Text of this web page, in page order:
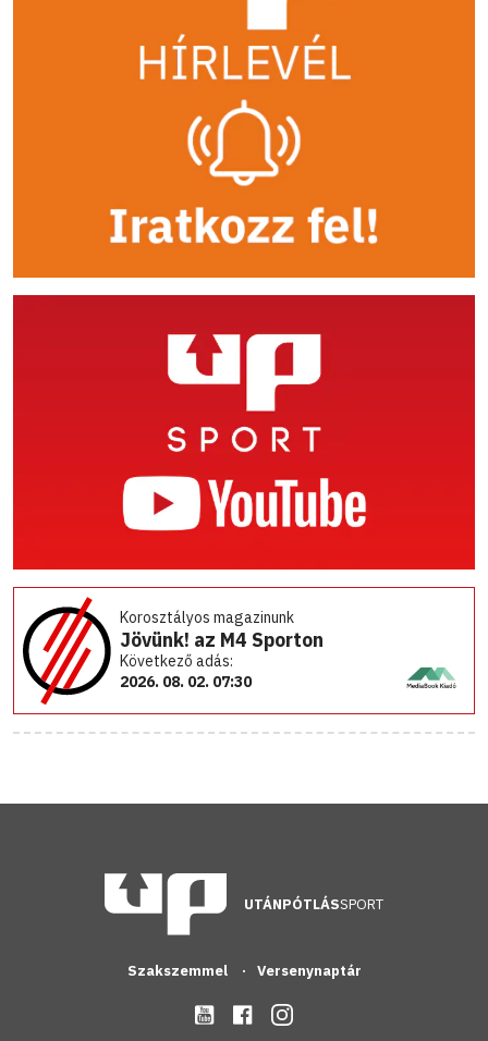
Korosztályos magazinunk
Jövünk! az M4 Sporton
Következő adás:
2026. 08. 02. 07:30
UTÁNPÓTLÁSSPORT
Szakszemmel Versenynaptár